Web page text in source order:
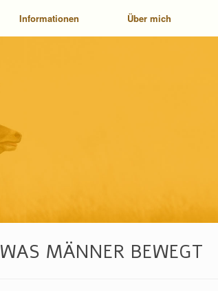
Informationen Über mich
WAS MÄNNER BEWEGT